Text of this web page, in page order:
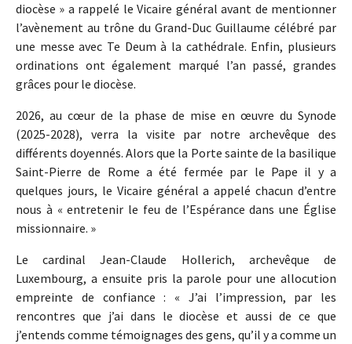
diocèse » a rappelé le Vicaire général avant de mentionner
l’avènement au trône du Grand-Duc Guillaume célébré par
une messe avec Te Deum à la cathédrale. Enfin, plusieurs
ordinations ont également marqué l’an passé, grandes
grâces pour le diocèse.
2026, au cœur de la phase de mise en œuvre du Synode
(2025-2028), verra la visite par notre archevêque des
différents doyennés. Alors que la Porte sainte de la basilique
Saint-Pierre de Rome a été fermée par le Pape il y a
quelques jours, le Vicaire général a appelé chacun d’entre
nous à « entretenir le feu de l’Espérance dans une Église
missionnaire. »
Le cardinal Jean-Claude Hollerich, archevêque de
Luxembourg, a ensuite pris la parole pour une allocution
empreinte de confiance : « J’ai l’impression, par les
rencontres que j’ai dans le diocèse et aussi de ce que
j’entends comme témoignages des gens, qu’il y a comme un